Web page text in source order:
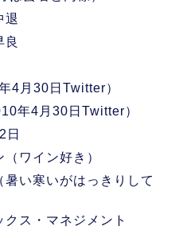
退
良
4月30日Twitter）
年4月30日Twitter）
日
ワイン好き）
い寒いがはっきりして
ス・マネジメント